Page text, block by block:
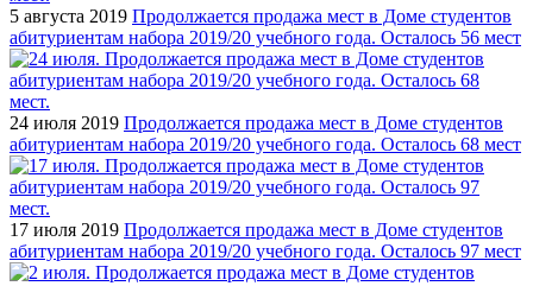
5 августа 2019 Продолжается продажа мест в Доме студентов
абитуриентам набора 2019/20 учебного года. Осталось 56 мест
24 июля 2019 Продолжается продажа мест в Доме студентов
абитуриентам набора 2019/20 учебного года. Осталось 68 мест
17 июля 2019 Продолжается продажа мест в Доме студентов
абитуриентам набора 2019/20 учебного года. Осталось 97 мест